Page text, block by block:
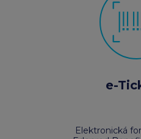
e-
Elektronická